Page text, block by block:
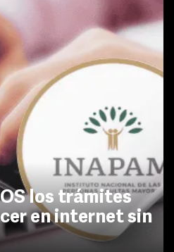
los trámites
en internet sin